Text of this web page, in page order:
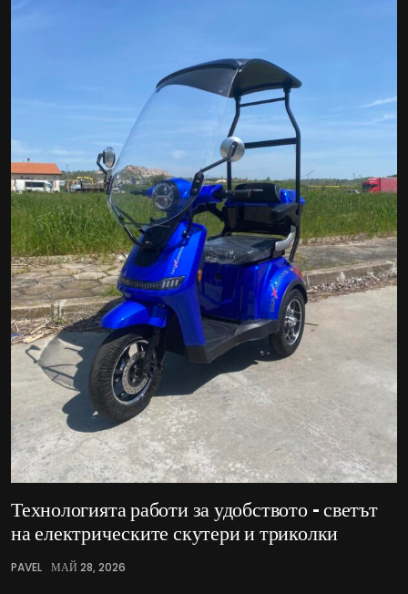
Технологията работи за удобството – светът
на електрическите скутери и триколки
PAVEL МАЙ 28, 2026